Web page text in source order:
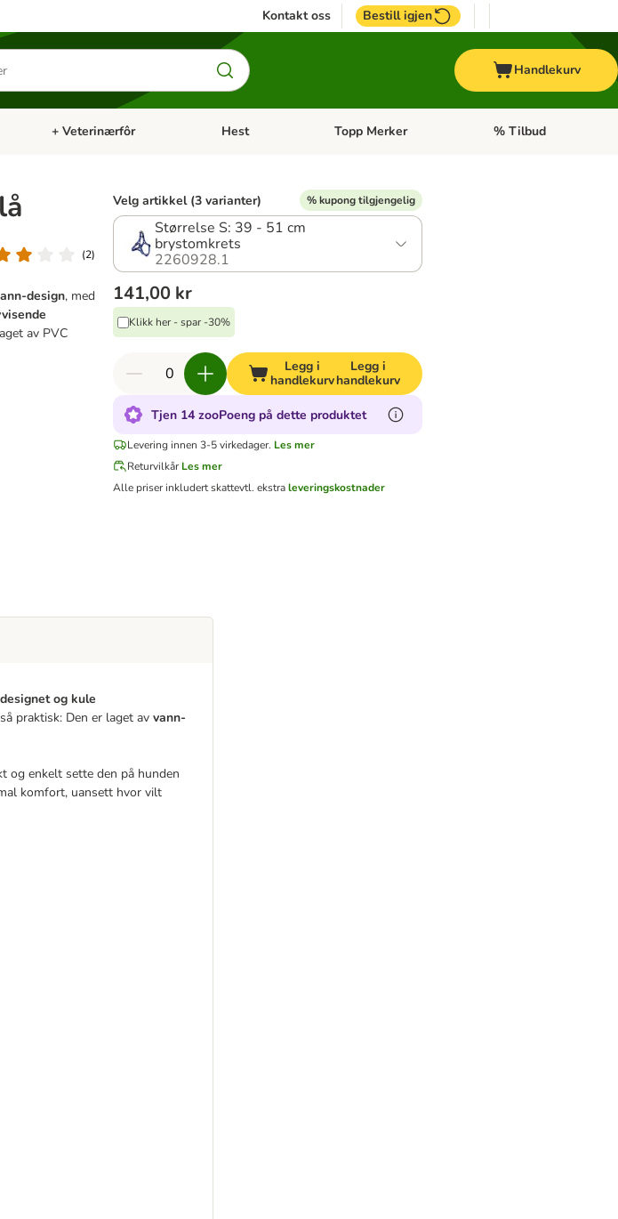
Kontakt oss Bestill igjen
Handlekurv
Fugl
Åpne kategorimeny: Fisk
+ Veterinærfôr Åpne kategorimeny: + Veterinærfôr
Hest Åpne kategorimeny: Hest
Topp Merker Åpne kategorimeny:
% Tilbud
(2)
design, med
av PVC
Velg artikkel (3 varianter) % kupong tilgjengelig
Størrelse S: 39 - 51 cm
brystomkrets
2260928.1
141,00 kr
Klikk her - spar -30%
Legg i
handlekurv
Legg i
handlekurv
Tjen 14 zooPoeng på dette produktet
Levering innen 3-5 virkedager. Les mer
Returvilkår Les mer
Alle priser inkludert skattevtl. ekstraleveringskostnader
og kule
praktisk: Den er laget av vann-
og enkelt sette den på hunden
komfort, uansett hvor vilt